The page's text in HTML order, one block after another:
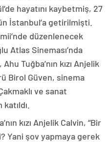
hayatını kaybetmiş, 27
İstanbul’a getirilmişti.
düzenlenecek
Atlas Sineması’nda
Tuğba’nın kızı Anjelik
Birol Güven, sinema
ve sanat
kızı Anjelik Calvin, “Bir
Yani şov yapmaya gerek